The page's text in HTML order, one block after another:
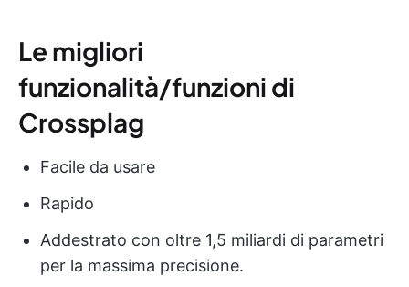
Le migliori
funzionalità/funzioni di
Crossplag
Facile da usare
Rapido
Addestrato con oltre 1,5 miliardi di parametri
per la massima precisione.